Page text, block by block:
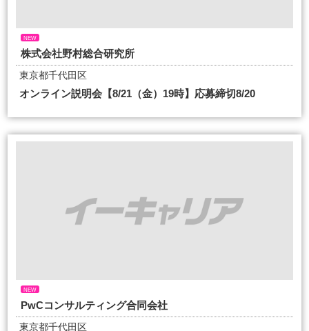
NEW
株式会社野村総合研究所
東京都千代田区
オンライン説明会【8/21（金）19時】応募締切8/20
NEW
PwCコンサルティング合同会社
東京都千代田区